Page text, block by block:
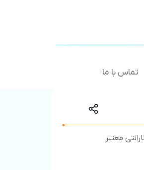
تماس با ما